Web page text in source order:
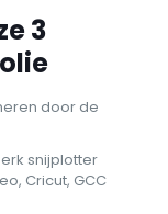
3
door de
snijplotter
Cricut, GCC